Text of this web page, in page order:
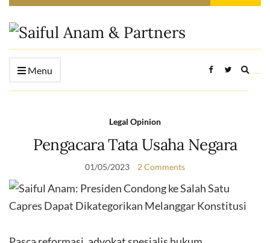
Menu
form
Legal Opinion
Pengacara Tata Usaha Negara
01/05/2023 2 Comments